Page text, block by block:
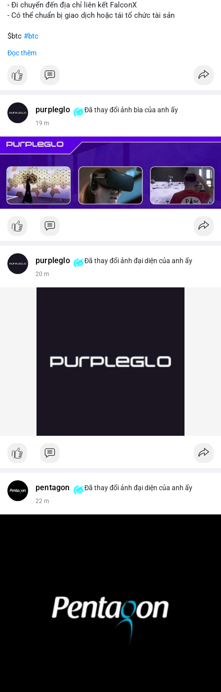
- Đi chuyển đến địa chỉ liên kết FalconX
- Có thể chuẩn bị giao dịch hoặc tái tổ chức tài sản
$btc #btc
#vlikevn
📰 Nguồn: CoinDesk
Đọc thêm
purpleglo Đã thay đổi ảnh bìa của anh ấy
19 m
purpleglo Đã thay đổi ảnh đại diện của anh ấy
20 m
pentagon Đã thay đổi ảnh đại diện của anh ấy
22 m